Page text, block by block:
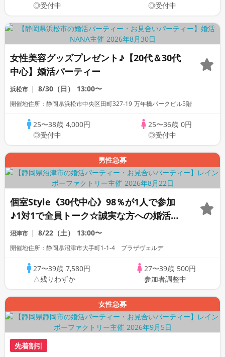
◎受付中
◎受付中
女性美容グッズプレゼント♪【20代＆30代
中心】婚活パーティー
浜松市 8/30（日） 13:00〜
開催地住所：静岡県浜松市中央区田町327-19 万年橋パークビル5階
25〜38歳 4,000円
◎受付中
25〜36歳 0円
◎受付中
男性急募
個室Style《30代中心》98％が1人で参加
♪1対1で全員トーク☆誠実な方への婚活パ
ーティー
沼津市 8/22（土） 13:00〜
開催地住所：静岡県沼津市大手町1-1-4 プラザヴェルデ
27〜39歳 7,580円
△残りわずか
27〜39歳 500円
参加者調整中
女性急募
先着割引